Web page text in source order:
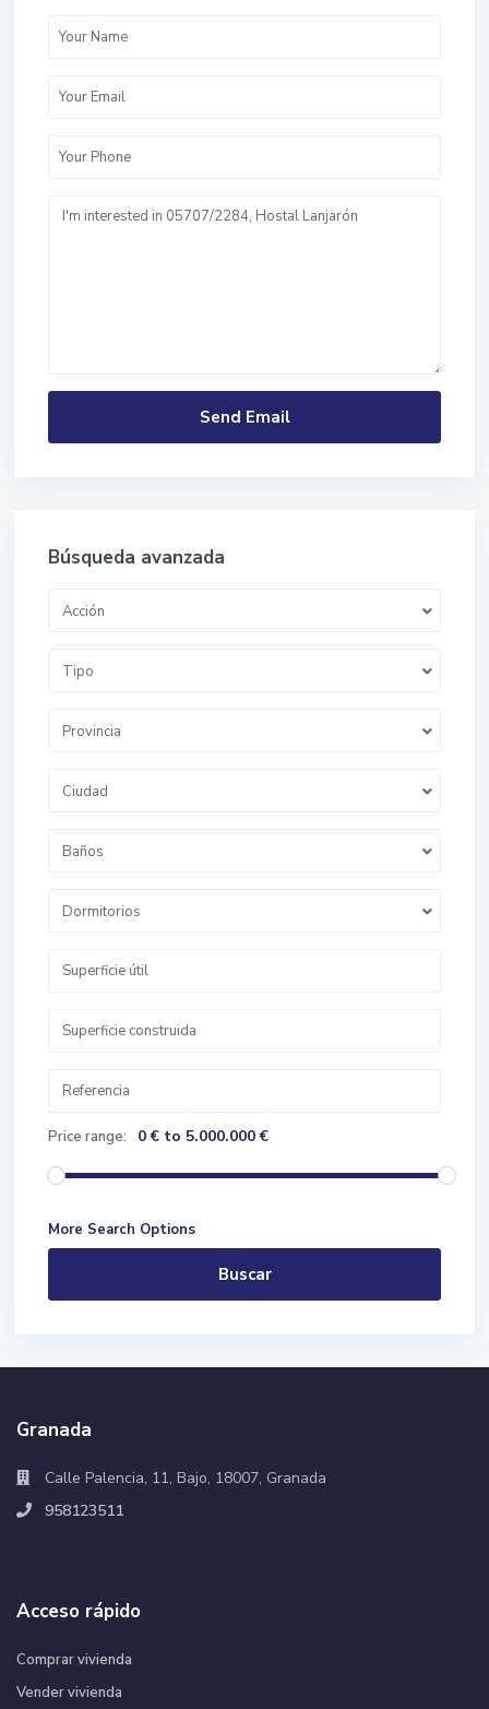
Búsqueda avanzada
Acción
Tipo
Provincia
Ciudad
Baños
Dormitorios
Price range: 0 € to 5.000.000 €
More Search Options
Buscar
Granada
Calle Palencia, 11, Bajo, 18007, Granada
958123511
Acceso rápido
Comprar vivienda
Vender vivienda